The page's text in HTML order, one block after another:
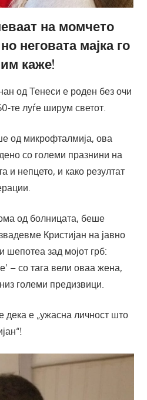
на момчето
неговата мајка го
каже!
од Тенеси е роден без очи
те луѓе ширум светот.
од микрофталмија, ова
со големи празнини на
и непцето, и како резултат
од болницата, беше
Кристијан на јавно
шепотеа зад мојот грб:
– со тага вели оваа жена,
големи предизвици.
дека е „ужасна личност што